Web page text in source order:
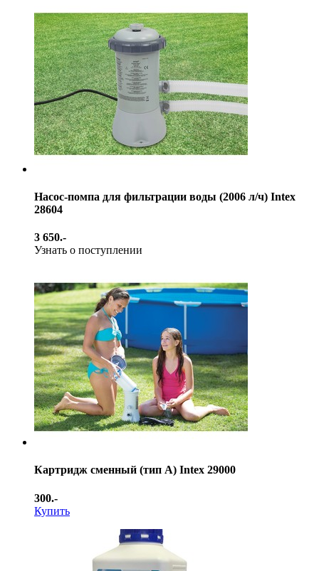
Насос-помпа для фильтрации воды (2006 л/ч) Intex
28604
3 650.-
Узнать о поступлении
Картридж сменный (тип А) Intex 29000
300.-
Купить